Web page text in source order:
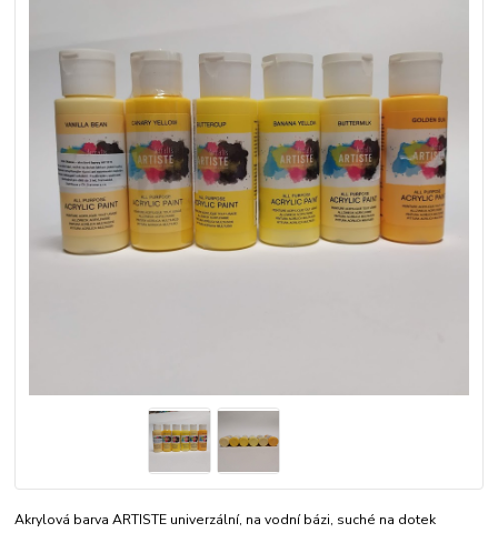
Akrylová barva ARTISTE univerzální, na vodní bázi, suché na dotek